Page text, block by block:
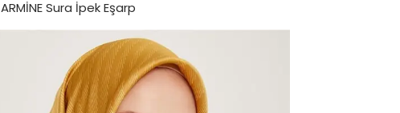
ARMİNE Sura İpek Eşarp